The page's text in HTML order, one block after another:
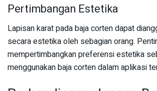
Pertimbangan Estetika
Lapisan karat pada baja corten dapat
secara estetika oleh sebagian orang.
mempertimbangkan preferensi estetika
menggunakan baja corten dalam aplikasi